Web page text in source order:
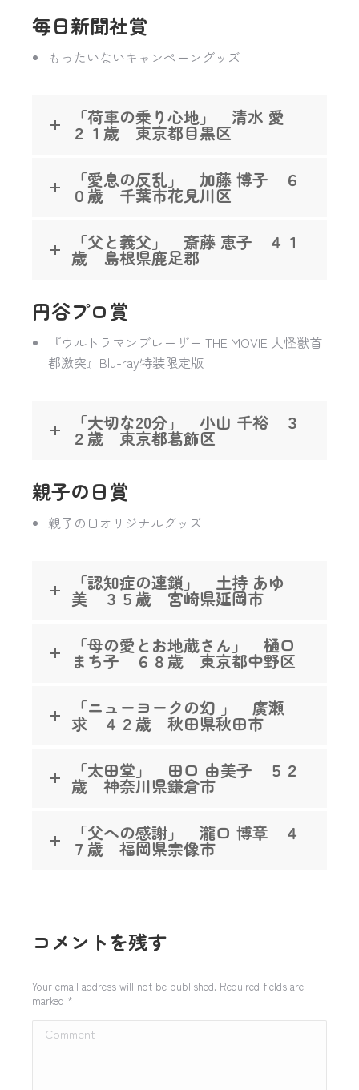
毎日新聞社賞
もったいないキャンペーングッズ
「荷車の乗り心地」 清水 愛
２１歳 東京都目黒区
「愛息の反乱」 加藤 博子 ６
０歳 千葉市花見川区
「父と義父」 斎藤 恵子 ４１
歳 島根県鹿足郡
円谷プロ賞
『ウルトラマンブレーザー THE MOVIE 大怪獣首
都激突』Blu-ray特装限定版
「大切な20分」 小山 千裕 ３
２歳 東京都葛飾区
親子の日賞
親子の日オリジナルグッズ
「認知症の連鎖」 土持 あゆ
美 ３５歳 宮崎県延岡市
「母の愛とお地蔵さん」 樋口
まち子 ６８歳 東京都中野区
「ニューヨークの幻 」 廣瀬
求 ４２歳 秋田県秋田市
「太田堂」 田口 由美子 ５２
歳 神奈川県鎌倉市
「父への感謝」 瀧口 博章 ４
７歳 福岡県宗像市
コメントを残す
Your email address will not be published. Required fields are
marked *
Comment